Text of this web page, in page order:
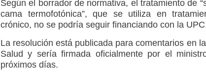
Según el borrador de normativa, el tratamiento de
cama termofotónica”, que se utiliza en
crónico, no se podría seguir financiando con la
La resolución está publicada para comentarios en
Salud y sería firmada oficialmente por el
próximos días.